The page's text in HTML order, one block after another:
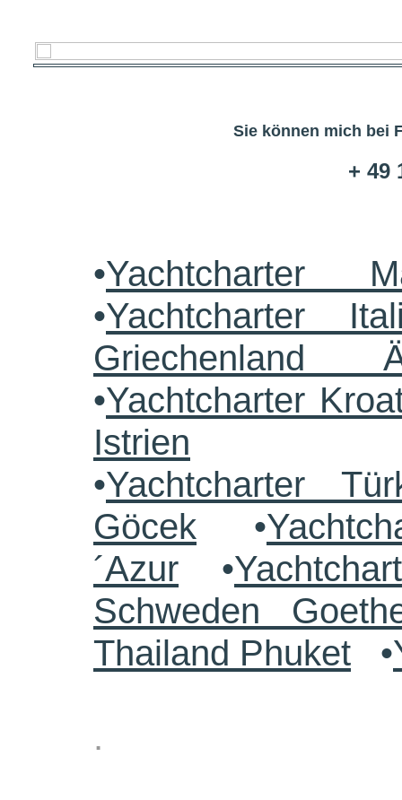
Sie können mich bei
+ 49
•Yachtcharter
•Yachtcharter
Griechenland
•Yachtcharter
Istrien
•Yachtcharter
Göcek •
´Azur •
Schweden
Thailand Phuket •
.